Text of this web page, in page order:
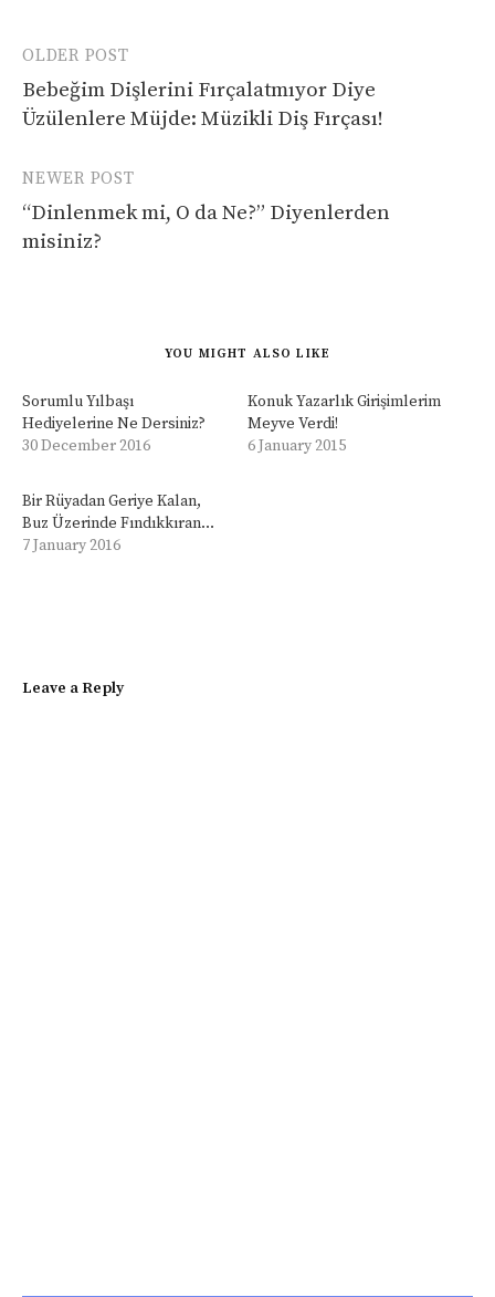
Post
navigation
OLDER POST
Bebeğim Dişlerini Fırçalatmıyor Diye
Üzülenlere Müjde: Müzikli Diş Fırçası!
NEWER POST
“Dinlenmek mi, O da Ne?” Diyenlerden
misiniz?
YOU MIGHT ALSO LIKE
Sorumlu Yılbaşı
Hediyelerine Ne Dersiniz?
30 December 2016
Konuk Yazarlık Girişimlerim
Meyve Verdi!
6 January 2015
Bir Rüyadan Geriye Kalan,
Buz Üzerinde Fındıkkıran…
7 January 2016
Leave a Reply